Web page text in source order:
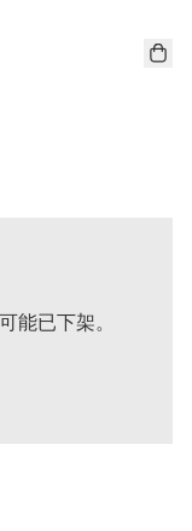
能已下架。